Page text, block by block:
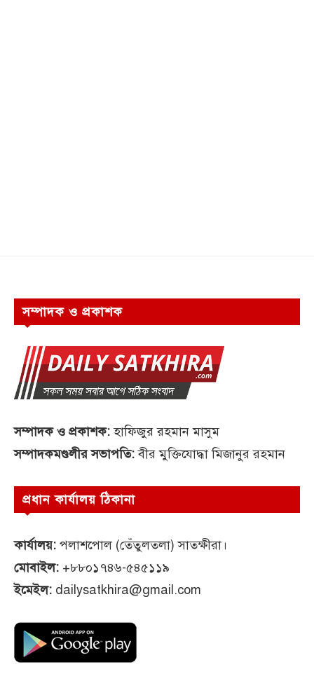
সম্পাদক ও প্রকাশক
সম্পাদক ও প্রকাশক:হাফিজুর রহমান মাসুম
সম্পাদকমণ্ডলীর সভাপতি:বীর মুক্তিযোদ্ধা মিজানুর রহমান
প্রধান কার্যালয় ঠিকানা
কার্যালয়: পলাশপোল (তেঁতুলতলা) সাতক্ষীরা।
মোবাইল: +৮৮০১৭৪৬-৫৪৫১১৯
ইমেইল: dailysatkhira@gmail.com